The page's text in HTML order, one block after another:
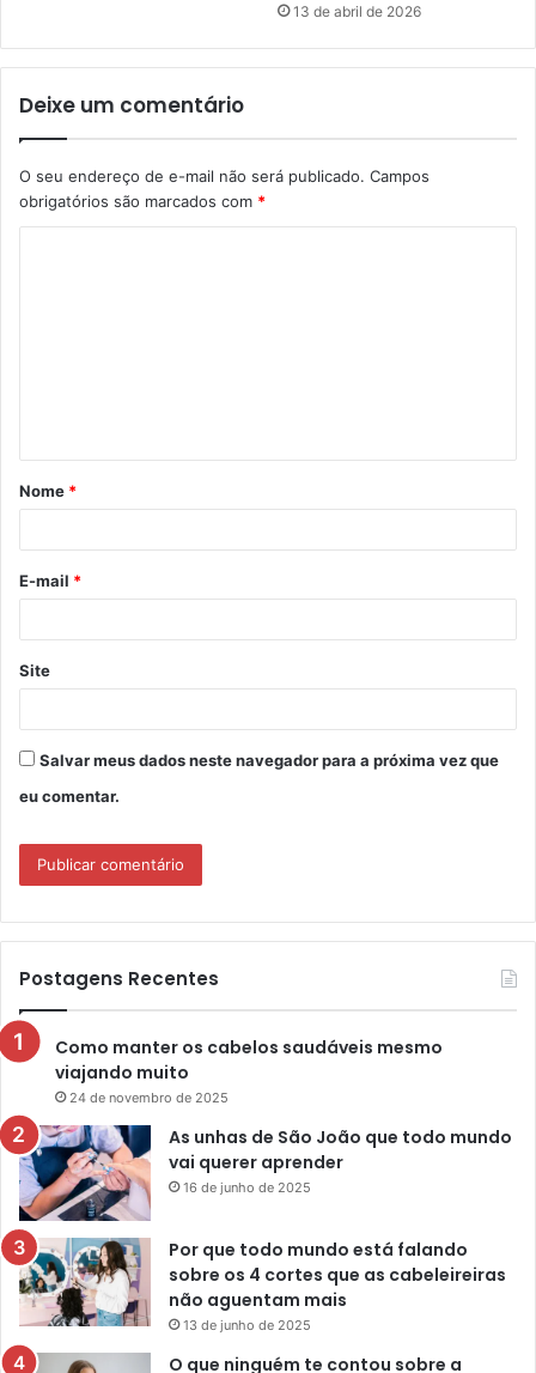
13 de abril de 2026
Deixe um comentário
O seu endereço de e-mail não será publicado. Campos
obrigatórios são marcados com *
á
r
*
Nome *
E-mail *
Site
Salvar meus dados neste navegador para a próxima vez que
eu comentar.
Postagens Recentes
Como manter os cabelos saudáveis mesmo
viajando muito
24 de novembro de 2025
As unhas de São João que todo mundo
vai querer aprender
16 de junho de 2025
Por que todo mundo está falando
sobre os 4 cortes que as cabeleireiras
não aguentam mais
13 de junho de 2025
O que ninguém te contou sobre a